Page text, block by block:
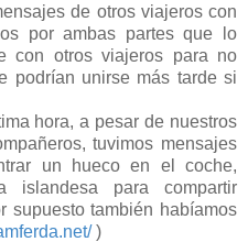
de otros viajeros con
por ambas partes que lo
con otros viajeros para no
podrían unirse más tarde si
hora, a pesar de nuestros
tuvimos mensajes
un hueco en el coche,
islandesa para compartir
supuesto también habíamos
)